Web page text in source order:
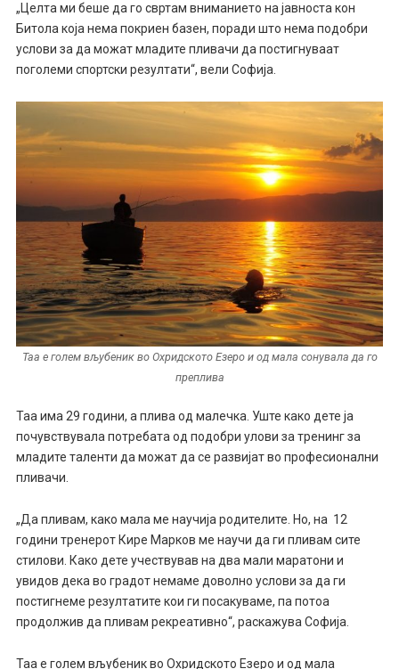
„Целта ми беше да го свртам вниманието на јавноста кон
Битола која нема покриен базен, поради што нема подобри
услови за да можат младите пливачи да постигнуваат
поголеми спортски резултати“, вели Софија.
Таа е голем вљубеник во Охридското Езеро и од мала сонувала да го
преплива
Таа има 29 години, а плива од малечка. Уште како дете ја
почувствувала потребата од подобри улови за тренинг за
младите таленти да можат да се развијат во професионални
пливачи.
„Да пливам, како мала ме научија родителите. Но, на 12
години тренерот Кире Марков ме научи да ги пливам сите
стилови. Како дете учествував на два мали маратони и
увидов дека во градот немаме доволно услови за да ги
постигнеме резултатите кои ги посакуваме, па потоа
продолжив да пливам рекреативно“, раскажува Софија.
Таа е голем вљубеник во Охридското Езеро и од мала